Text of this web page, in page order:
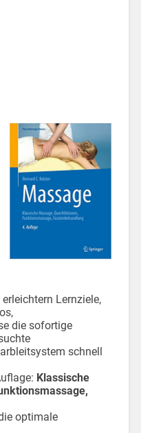
Lernziele,
die sofortige
schnell
Klassische
optimale